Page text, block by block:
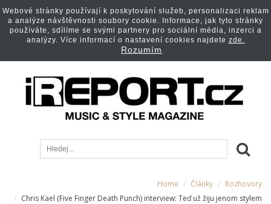
Home Články
Rozhovory
Chris Kael (Five Finger Death Punch) interview: Teď už žiju jenom stylem
Webové stránky používají k poskytování služeb, personalizaci reklam
a analýze návštěvnosti soubory cookie. Informace, jak tyto stránky
používáte, sdílíme se svými partnery pro sociální média, inzerci a
analýzy. Více informací o nastavení cookies najdete zde.
Rozumím